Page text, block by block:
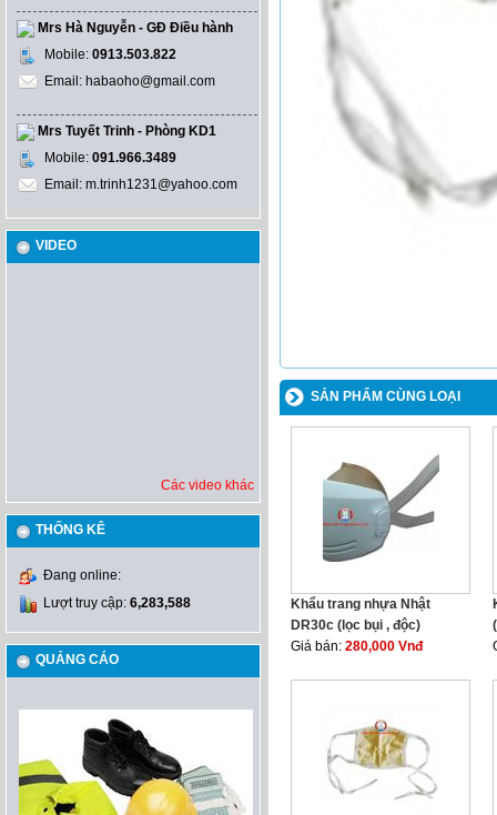
Mrs Hà Nguyễn - GĐ Điều hành
Mobile: 0913.503.822
Email: habaoho@gmail.com
Mrs Tuyết Trinh - Phòng KD1
Mobile: 091.966.3489
Email: m.trinh1231@yahoo.com
VIDEO
Các video khác
THỐNG KÊ
Đang online:
Lượt truy cập: 6,283,588
QUẢNG CÁO
SẢN PHẨM CÙNG LOẠI
Khẩu trang nhựa Nhật
DR30c (lọc bụi , độc)
Giá bán: 280,000 Vnđ